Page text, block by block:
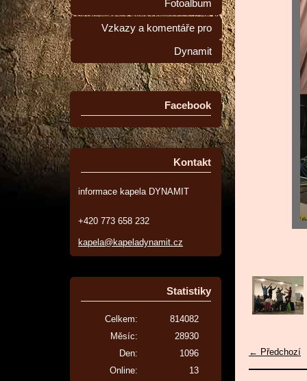
Fotoalbum
Vzkazy a komentáře pro
Dynamit
Facebook
Kontakt
informace kapela DYNAMIT
+420 773 658 232
kapela@kapeladynamit.cz
Statistiky
Online: 13
Celkem:
814082
Měsíc:
28930
Den:
1096 ← Předchozí